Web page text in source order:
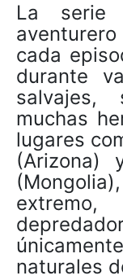
La serie
cada
durante
muchas
lugares
(Arizona)
naturales